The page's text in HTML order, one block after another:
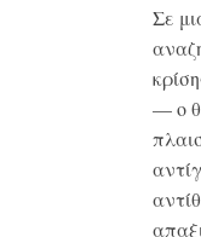
Σε
— ο